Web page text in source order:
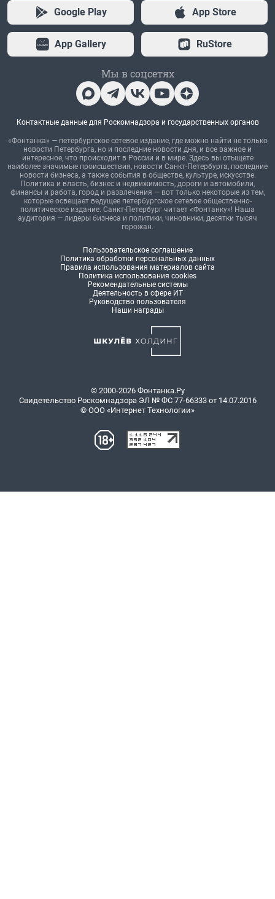
Google Play App Store
App Gallery RuStore
Мы в соцсетях
Контактные данные для Роскомнадзора и государственных органов
«Фонтанка» — петербургское сетевое издание, где можно найти не только
новости Петербурга, но и последние новости дня, и все важное и
интересное, что происходит в России и в мире. Здесь вы отыщете
наиболее значимые происшествия, новости Санкт-Петербурга, последние
новости бизнеса, а также события в обществе, культуре, искусстве.
Политика и власть, бизнес и недвижимость, дороги и автомобили,
финансы и работа, город и развлечения — вот только некоторые из тем,
которые освещает ведущее петербургское сетевое общественно-
политическое издание. Санкт-Петербург читает «Фонтанку»! Наша
аудитория — лидеры бизнеса и политики, чиновники, десятки тысяч
горожан.
Пользовательское соглашение
Политика обработки персональных данных
Правила использования материалов сайта
Политика использования cookies
Рекомендательные системы
Деятельность в сфере ИТ
Руководство пользователя
Наши награды
© 2000-2026 Фонтанка.Ру
Свидетельство Роскомнадзора ЭЛ № ФС 77-66333 от 14.07.2016
© ООО «Интернет Технологии»